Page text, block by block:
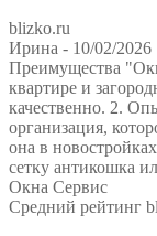
blizko.ru
Ирина - 10/02/2026
Преимущества
квартире и
качественно. 2.
организация,
она в
сетку антикошка
Окна Сервис
Средний рейтинг